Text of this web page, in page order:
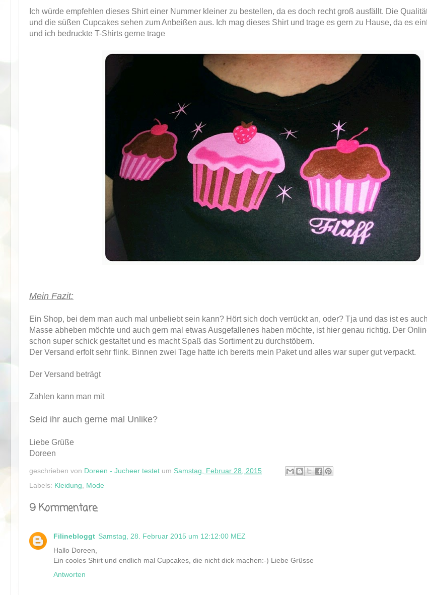
Ich würde empfehlen dieses Shirt einer Nummer kleiner zu bestellen, da es doch recht groß ausfällt. Die
und die süßen Cupcakes sehen zum Anbeißen aus. Ich mag dieses Shirt und trage es gern zu Hause, da es
und ich bedruckte T-Shirts gerne trage
Mein Fazit:
Ein Shop, bei dem man auch mal unbeliebt sein kann? Hört sich doch verrückt an, oder? Tja und das ist es
Masse abheben möchte und auch gern mal etwas Ausgefallenes haben möchte, ist hier genau richtig. Der
schon super schick gestaltet und es macht Spaß das Sortiment zu durchstöbern.
Der Versand erfolt sehr flink. Binnen zwei Tage hatte ich bereits mein Paket und alles war super gut verpackt.
Der Versand beträgt
Zahlen kann man mit
Seid ihr auch gerne mal Unlike?
Liebe Grüße
Doreen
geschrieben von Doreen - Jucheer testet um Samstag, Februar 28, 2015
Labels: Kleidung Mode
9 Kommentare:
Filinebloggt Samstag, 28. Februar 2015 um 12:12:00 MEZ
Hallo Doreen,
Ein cooles Shirt und endlich mal Cupcakes, die nicht dick machen:-) Liebe Grüsse
Antworten